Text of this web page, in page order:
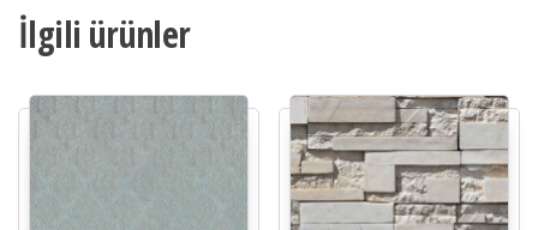
İlgili ürünler